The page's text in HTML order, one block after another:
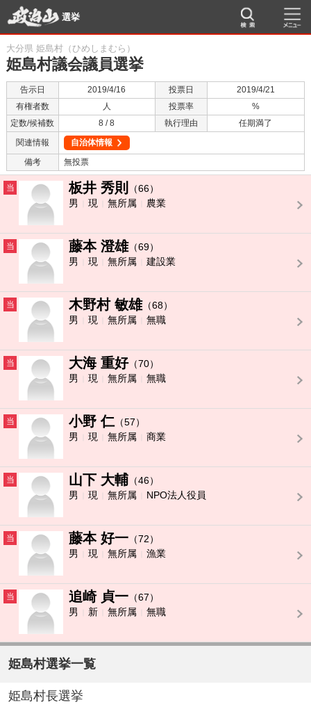
選挙
大分県 姫島村（ひめしまむら）
姫島村議会議員選挙
告示日 2019/4/16 投票日
2019/4/21
有権者数
人 投票率
%
定数/候補数
8 / 8 執行理由
任期満了
関連情報
自治体情報
備考
無投票
当 板井 秀則
（66）
男
現 無所属 農業
当 藤本 澄雄（69）
男
現 無所属 建設業
当 木野村 敏雄（68）
男
現 無所属 無職
当 大海 重好（70）
男
現 無所属 無職
当 小野 仁 （57）
男
現 無所属 商業
当 山下 大輔 （46）
男
現 無所属 NPO法人役員
当 藤本 好一 （72）
男
現 無所属 漁業
当 追崎 貞一 （67）
男
新 無所属 無職
姫島村選挙一覧
姫島村長選挙